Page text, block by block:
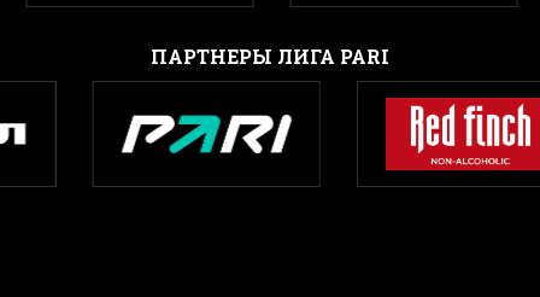
ПАРТНЕРЫ ЛИГА PARI